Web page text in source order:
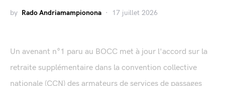
by Rado Andriamampionona 17 juillet 2026
Un avenant n°1 paru au BOCC met à jour l'accord sur la
retraite supplémentaire dans la convention collective
nationale (CCN) des armateurs de services de passages